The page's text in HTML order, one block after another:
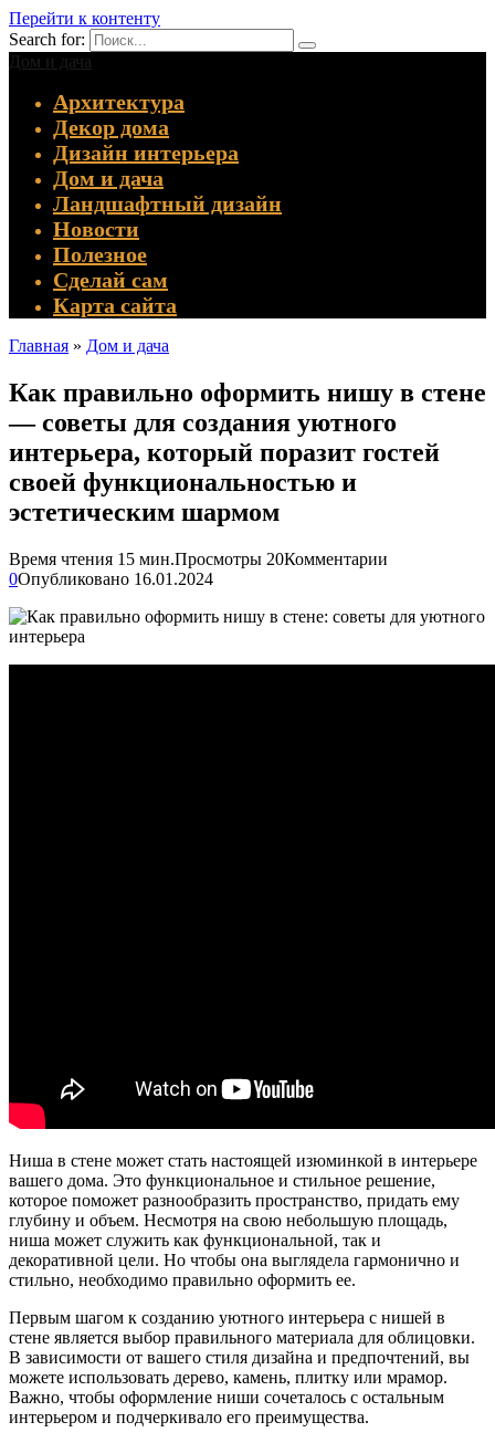
Перейти к контенту
Search for:
Дом и дача
Архитектура
Декор дома
Дизайн интерьера
Дом и дача
Ландшафтный дизайн
Новости
Полезное
Сделай сам
Карта сайта
Главная » Дом и дача
Как правильно оформить нишу в стене
— советы для создания уютного
интерьера, который поразит гостей
своей функциональностью и
эстетическим шармом
Время чтения 15 мин.Просмотры 20Комментарии
0Опубликовано 16.01.2024
Ниша в стене может стать настоящей изюминкой в интерьере
вашего дома. Это функциональное и стильное решение,
которое поможет разнообразить пространство, придать ему
глубину и объем. Несмотря на свою небольшую площадь,
ниша может служить как функциональной, так и
декоративной цели. Но чтобы она выглядела гармонично и
стильно, необходимо правильно оформить ее.
Первым шагом к созданию уютного интерьера с нишей в
стене является выбор правильного материала для облицовки.
В зависимости от вашего стиля дизайна и предпочтений, вы
можете использовать дерево, камень, плитку или мрамор.
Важно, чтобы оформление ниши сочеталось с остальным
интерьером и подчеркивало его преимущества.